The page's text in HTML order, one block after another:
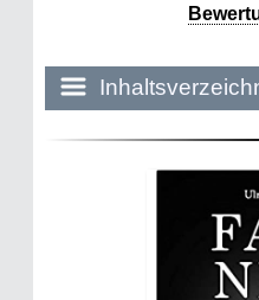
Historie:
Die
Mythen,